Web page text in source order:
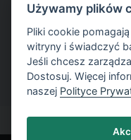
Zapoznaj się z
geotechnicznych z
Używamy plików
Pliki cookie
witryny i świadczyć
Jeśli chcesz
Dostosuj. Więcej
naszej Polityce